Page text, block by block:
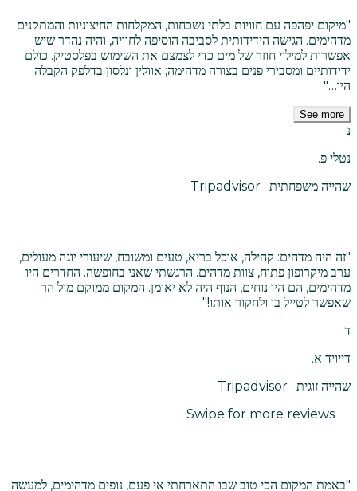
"מיקום יפהפה עם חוויות בלתי נשכחות, המקלחות החיצוניות והמתקנים
מדהימים. הגישה הידידותית לסביבה הוסיפה לחוויה, והיה נהדר שיש
אפשרות למילוי חוזר של מים כדי לצמצם את השימוש בפלסטיק. כולם
ידידותיים ומסבירי פנים בצורה מדהימה; אוולין ונלסון בדלפק הקבלה
היו…"
See more
נ
נטלי פ.
שהייה משפחתית · Tripadvisor
"זה היה מדהים: קהילה, אוכל בריא, טעים ומשובח, שיעורי יוגה מעולים,
ערב מיקרופון פתוח, צוות מדהים. הרגשתי שאני בחופשה. החדרים היו
מדהימים, הם היו נוחים, הנוף היה לא יאומן. המקום ממוקם מול הר
שאפשר לטייל בו ולחקור אותו!"
ד
דייויד א.
שהייה זוגית · Tripadvisor
Swipe for more reviews
"באמת המקום הכי טוב שבו התארחתי אי פעם, נופים מדהימים, למעשה